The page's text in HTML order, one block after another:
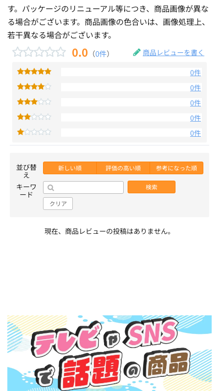
す。パッケージのリニューアル等につき、商品画像が異な
る場合がございます。商品画像の色合いは、画像処理上、
若干異なる場合がございます。
0.0 （0件） 商品レビューを書く
0件
0件
0件
0件
0件
並び替
え
新しい順 評価の高い順 参考になった順
キーワ
ード
検索
クリア
現在、商品レビューの投稿はありません。